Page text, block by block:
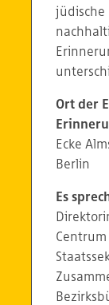
jüdische
Ort der
Ecke
Berlin
Es